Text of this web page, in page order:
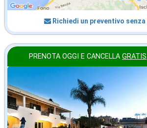
Richiedi un preventivo
PRENOTA OGGI E CANCELLA GRATIS.
agosto
in offerta da
€92,71